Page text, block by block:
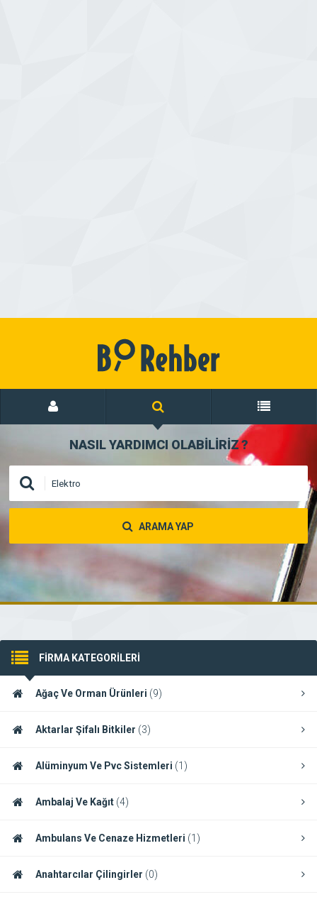
NASIL YARDIMCI OLABİLİRİZ?
ARAMA YAP
FİRMA KATEGORİLERİ
Ağaç Ve Orman Ürünleri (9)
Aktarlar Şifalı Bitkiler (3)
Alüminyum Ve Pvc Sistemleri (1)
Ambalaj Ve Kağıt (4)
Ambulans Ve Cenaze Hizmetleri (1)
Anahtarcılar Çilingirler (0)